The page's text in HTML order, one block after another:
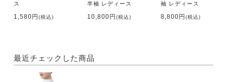
ス
1,580円 (税込)
半袖 レディース
10,800円 (税込)
袖 レディース
8,800円 (税込)
最近チェックした商品